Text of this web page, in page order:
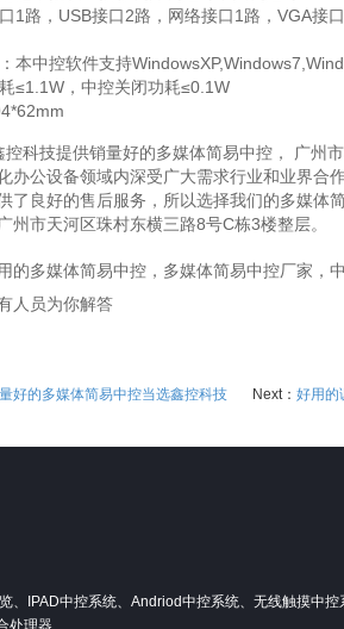
1路，USB接口2路，网络接口1路，VGA
本中控软件支持
≤1.1W，中控关闭功耗≤0.1W
科技提供销量好的多媒体简易中控， 广州
办公设备领域内深受广大需求行业和业界
了良好的售后服务，所以选择我们的多媒体
州市天河区珠村东横三路8号C栋3楼整层。
的多媒体简易中控，多媒体简易中控厂家，
人员为你解答
好的多媒体简易中控当选鑫控科技 Next： 好用的
IPAD中控系统、Andriod中控系统、无线触摸中控
处理器